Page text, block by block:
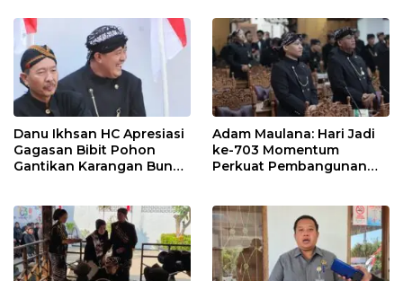
Danu Ikhsan HC Apresiasi
Gagasan Bibit Pohon
Gantikan Karangan Bunga
Adam Maulana: Hari Jadi
ke-703 Momentum
Perkuat Pembangunan